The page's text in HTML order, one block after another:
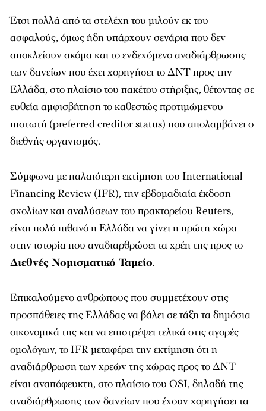
Έτσι πολλά από τα στελέχη του μιλούν εκ του
ασφαλούς, όμως ήδη υπάρχουν σενάρια που δεν
αποκλείουν ακόμα και το ενδεχόμενο αναδιάρθρωσης
των δανείων που έχει χορηγήσει το ΔΝΤ προς την
Ελλάδα, στο πλαίσιο του πακέτου στήριξης, θέτοντας σε
ευθεία αμφισβήτηση το καθεστώς προτιμώμενου
πιστωτή (preferred creditor status) που απολαμβάνει ο
διεθνής οργανισμός.
Σύμφωνα με παλαιότερη εκτίμηση του International
Financing Review (IFR), την εβδομαδιαία έκδοση
σχολίων και αναλύσεων του πρακτορείου Reuters,
είναι πολύ πιθανό η Ελλάδα να γίνει η πρώτη χώρα
στην ιστορία που αναδιαρθρώσει τα χρέη της προς το
Διεθνές Νομισματικό Ταμείο.
Επικαλούμενο ανθρώπους που συμμετέχουν στις
προσπάθειες της Ελλάδας να βάλει σε τάξη τα δημόσια
οικονομικά της και να επιστρέψει τελικά στις αγορές
ομολόγων, το IFR μεταφέρει την εκτίμηση ότι η
αναδιάρθρωση των χρεών της χώρας προς το ΔΝΤ
είναι αναπόφευκτη, στο πλαίσιο του OSI, δηλαδή της
αναδιάρθρωσης των δανείων που έχουν χορηγήσει τα